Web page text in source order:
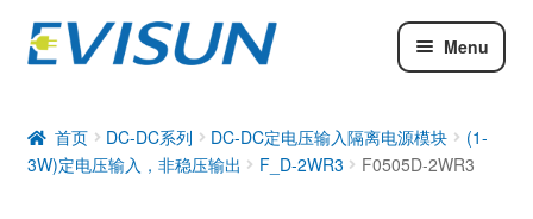
Menu
DC-DC系列
工业通信模块
首页 DC-DC系列 DC-DC定电压输入隔离电源模块
(1-
3W)定电压输入，非稳压输出
F_D-2WR3 F0505D-2WR3